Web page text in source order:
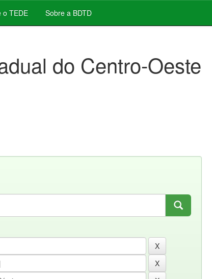
o TEDE Sobre a BDTD
do Centro-Oeste